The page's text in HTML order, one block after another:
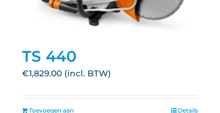
TS 440
€1,829.00
Toevoegen aan
Details